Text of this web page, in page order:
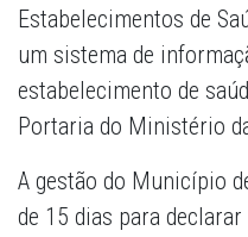
Estabelecimentos de
um sistema de
estabelecimento de
Portaria do Ministério
A gestão do Município
de 15 dias para